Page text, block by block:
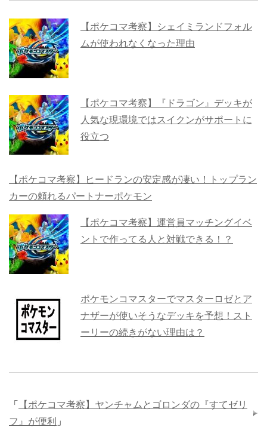
【ポケコマ考察】シェイミランドフォル
ムが使われなくなった理由
【ポケコマ考察】『ドラゴン』デッキが
人気な現環境ではスイクンがサポートに
役立つ
【ポケコマ考察】ヒードランの安定感が凄い！トップラン
カーの頼れるパートナーポケモン
【ポケコマ考察】運営員マッチングイベ
ントで作ってる人と対戦できる！？
ポケモンコマスターでマスターロゼとア
ナザーが使いそうなデッキを予想！スト
ーリーの続きがない理由は？
「
【ポケコマ考察】ヤンチャムとゴロンダの『すてゼリ
フ』が便利 」